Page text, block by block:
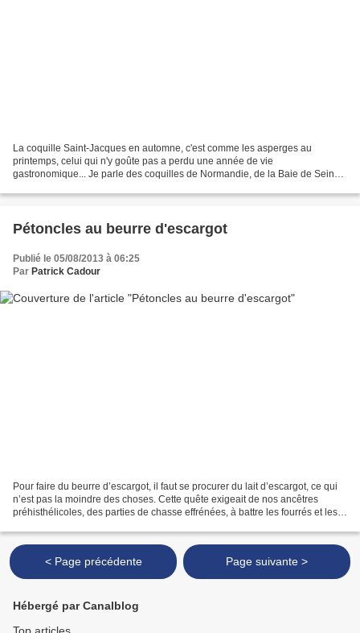
La coquille Saint-Jacques en automne, c'est comme les asperges au
printemps, celui qui n'y goûte pas a perdu une année de vie
gastronomique... Je parle des coquilles de Normandie, de la Baie de Seine
Pétoncles au beurre d'escargot
Publié le 05/08/2013 à 06:25
Par Patrick Cadour
Pour faire du beurre d’escargot, il faut se procurer du lait d’escargot, ce qui
n’est pas la moindre des choses. Cette quête exigeait de nos ancêtres
préhisthélicoles, des parties de chasse effrénées, à battre les fourrés et les
< Page précédente Page suivante >
Hébergé par Canalblog